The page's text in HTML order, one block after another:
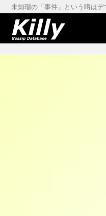
未知瑠の「事件」という噂は